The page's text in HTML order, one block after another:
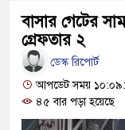
বরণে প্রস্তুত চট্টগ্রাম,
হামলা করে কাবু
তুরস্কের প্রতিরক্ষা
বাসার গেটের
গ্রেফতার ২
ডেস্ক রিপোর্ট
আপডেট সময়
৪৫ বার পড়া হয়েছে